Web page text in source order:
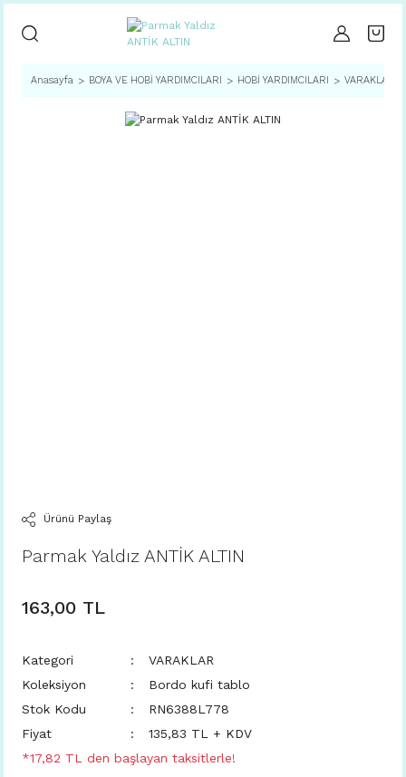
Anasayfa BOYA VE HOBİ YARDIMCILARI HOBİ YARDIMCILARI VARAKLAR
Ürünü Paylaş
Parmak Yaldız ANTİK ALTIN
163,00 TL
Kategori
VARAKLAR
Koleksiyon
Bordo kufi tablo
Stok Kodu
RN6388L778
Fiyat
135,83 TL + KDV
*17,82 TL den başlayan taksitlerle!